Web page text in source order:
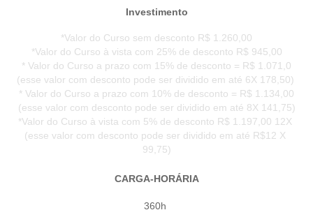
Investimento
*Valor do Curso sem desconto R$ 1.260,00
*Valor do Curso à vista com 25% de desconto R$ 945,00
* Valor do Curso a prazo com 15% de desconto = R$ 1.071,0
(esse valor com desconto pode ser dividido em até 6X 178,50)
* Valor do Curso a prazo com 10% de desconto = R$ 1.134,00
(esse valor com desconto pode ser dividido em até 8X 141,75)
*Valor do Curso à vista com 5% de desconto R$ 1.197,00 12X
(esse valor com desconto pode ser dividido em até R$12 X
99,75)
CARGA-HORÁRIA
360h